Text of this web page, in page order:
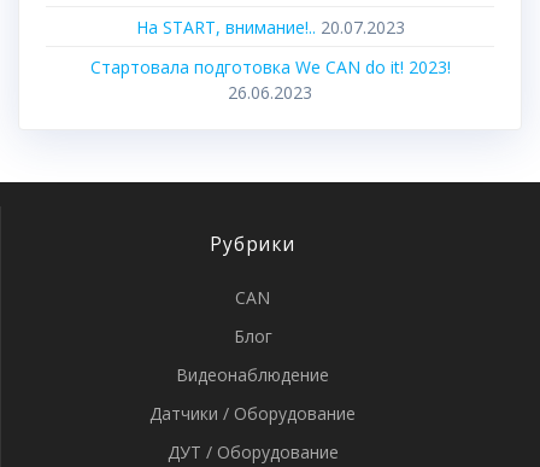
На START, внимание!.. 20.07.2023
Стартовала подготовка We CAN do it! 2023!
26.06.2023
Рубрики
CAN
Блог
Видеонаблюдение
Датчики / Оборудование
ДУТ / Оборудование